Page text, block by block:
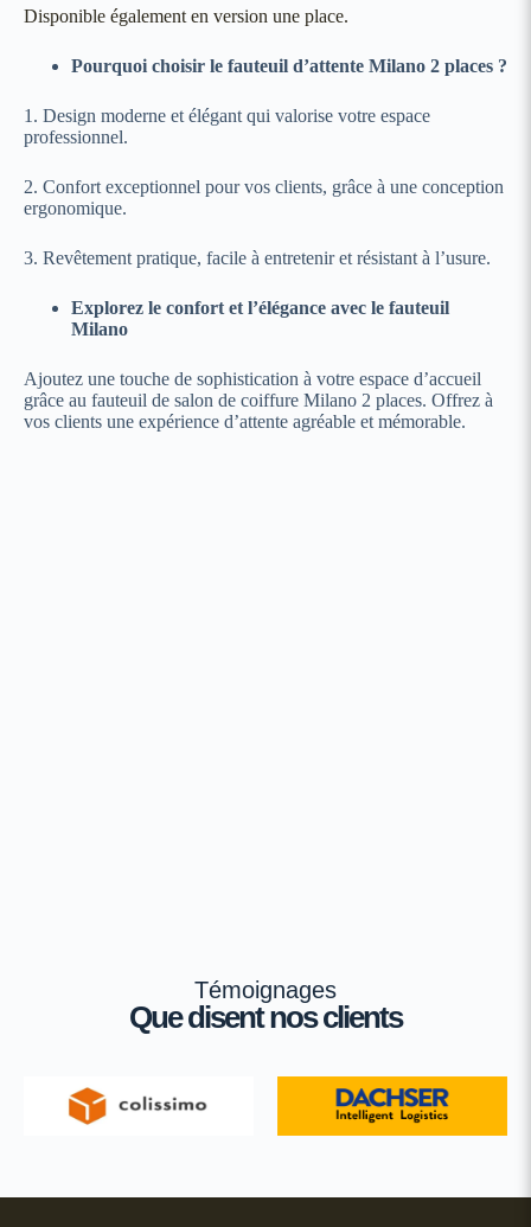
Disponible également en version une place.
Pourquoi choisir le fauteuil d’attente Milano 2 places ?
1. Design moderne et élégant qui valorise votre espace
professionnel.
2. Confort exceptionnel pour vos clients, grâce à une conception
ergonomique.
3. Revêtement pratique, facile à entretenir et résistant à l’usure.
Explorez le confort et l’élégance avec le fauteuil
Milano
Ajoutez une touche de sophistication à votre espace d’accueil
grâce au fauteuil de salon de coiffure Milano 2 places. Offrez à
vos clients une expérience d’attente agréable et mémorable.
Témoignages
Que disent nos clients